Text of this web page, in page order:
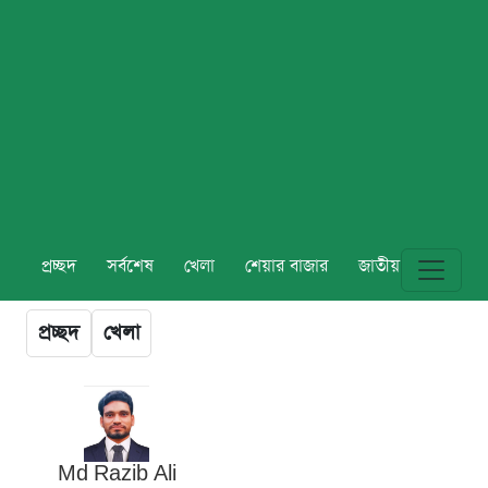
প্রচ্ছদ সর্বশেষ খেলা শেয়ার বাজার জাতীয় বিশ্ব
প্রচ্ছদ খেলা
Md Razib Ali